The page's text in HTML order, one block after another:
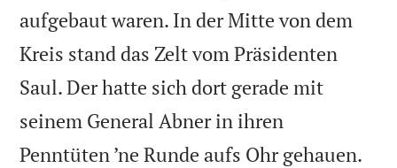
aufgebaut waren. In der Mitte von dem
Kreis stand das Zelt vom Präsidenten
Saul. Der hatte sich dort gerade mit
seinem General Abner in ihren
Penntüten ’ne Runde aufs Ohr gehauen.